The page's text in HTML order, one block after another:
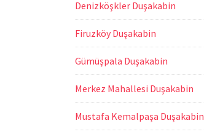
Denizköşkler Duşakabin
Firuzköy Duşakabin
Gümüşpala Duşakabin
Merkez Mahallesi Duşakabin
Mustafa Kemalpaşa Duşakabin